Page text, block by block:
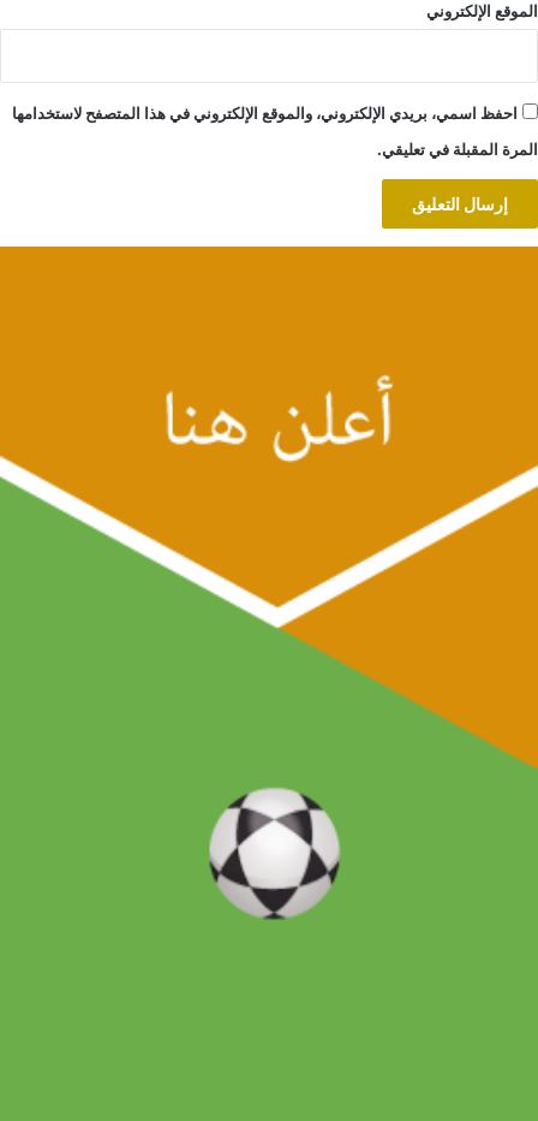
الموقع الإلكتروني
احفظ اسمي، بريدي الإلكتروني، والموقع الإلكتروني في هذا المتصفح لاستخدامها
المرة المقبلة في تعليقي.